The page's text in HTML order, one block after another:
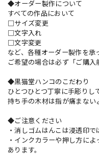
◆オーダー製作について
すべての作品において
□サイズ変更
□文字入れ
□文字変更
など、各種オーダー製作を承
ご希望の場合は必ず「ご購入
◆黒猫堂ハンコのこだわり
ひとつひとつ丁寧に手彫りし
持ち手の木材は指が痛まない
◆ご注意ください
・消しゴムはんこは浸透印で
・インクカラーや押し方に
あります。